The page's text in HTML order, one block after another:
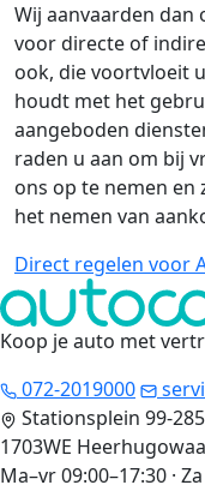
Wij aanvaarden dan
voor directe of
ook, die voortvloeit
houdt met het
aangeboden
raden u aan om bij
ons op te nemen
het nemen van
Direct regelen voor
Koop je auto met
072-2019000
Stationsplein 99-285
1703WE
Ma–vr 09:00–17:30 ·